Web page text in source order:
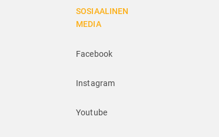
SOSIAALINEN
MEDIA
Facebook
Instagram
Youtube